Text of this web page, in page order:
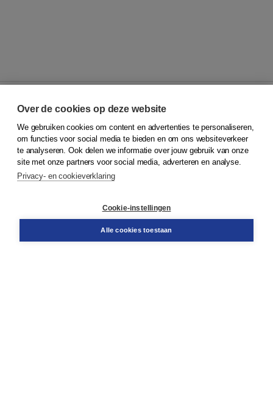
© 2026Koninklijke Boom uitgevers
Klantenservice
Service & informatie
Contact
Over de cookies op deze website
We gebruiken cookies om content en advertenties te personaliseren,
om functies voor social media te bieden en om ons websiteverkeer
te analyseren. Ook delen we informatie over jouw gebruik van onze
site met onze partners voor social media, adverteren en analyse.
Privacy- en cookieverklaring
Cookie-instellingen
Alle cookies toestaan